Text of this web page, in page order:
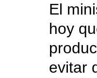
El
hoy
evitar